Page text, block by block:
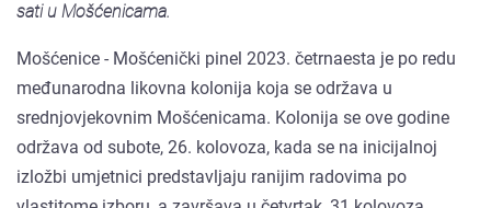
sati u Mošćenicama.
Mošćenice - Mošćenički pinel 2023. četrnaesta je po redu
međunarodna likovna kolonija koja se održava u
srednjovjekovnim Mošćenicama. Kolonija se ove godine
održava od subote, 26. kolovoza, kada se na inicijalnoj
izložbi umjetnici predstavljaju ranijim radovima po